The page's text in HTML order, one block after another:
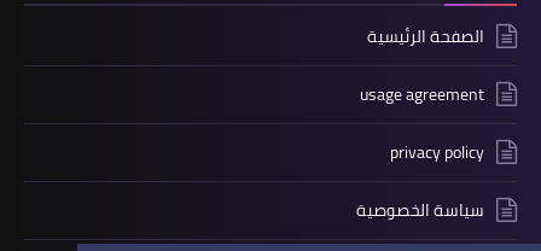
الصفحة الرئيسية
usage agreement
privacy policy
سياسة الخصوصية